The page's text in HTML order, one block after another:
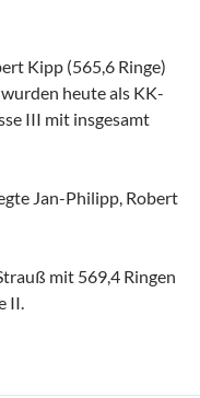
Kipp (565,6 Ringe)
heute als KK-
III mit insgesamt
Jan-Philipp, Robert
mit 569,4 Ringen
II.